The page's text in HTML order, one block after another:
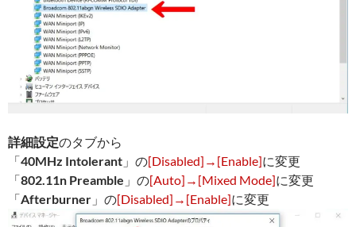
詳細設定のタブから
「40MHz Intolerant 」の[Disabled]→[Enable]に変更
「802.11n Preamble 」の[Auto]→[Mixed Mode]に変更
「Afterburner 」の[Disabled]→[Enable]に変更